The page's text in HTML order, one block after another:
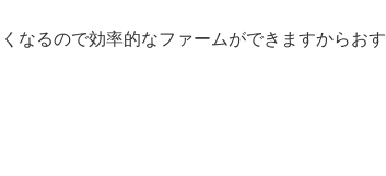
なるので効率的なファームができますからおす